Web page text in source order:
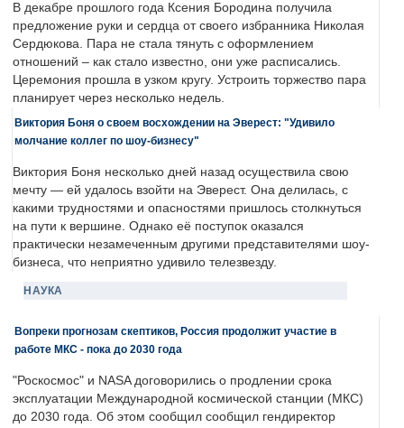
В декабре прошлого года Ксения Бородина получила
предложение руки и сердца от своего избранника Николая
Сердюкова. Пара не стала тянуть с оформлением
отношений – как стало известно, они уже расписались.
Церемония прошла в узком кругу. Устроить торжество пара
планирует через несколько недель.
Виктория Боня о своем восхождении на Эверест: "Удивило
молчание коллег по шоу-бизнесу"
Виктория Боня несколько дней назад осуществила свою
мечту — ей удалось взойти на Эверест. Она делилась, с
какими трудностями и опасностями пришлось столкнуться
на пути к вершине. Однако её поступок оказался
практически незамеченным другими представителями шоу-
бизнеса, что неприятно удивило телезвезду.
НАУКА
Вопреки прогнозам скептиков, Россия продолжит участие в
работе МКС - пока до 2030 года
"Роскосмос" и NASA договорились о продлении срока
эксплуатации Международной космической станции (МКС)
до 2030 года. Об этом сообщил сообщил гендиректор